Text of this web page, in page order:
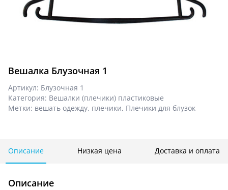
Вешалка Блузочная 1
Артикул: Блузочная 1
Категория: Вешалки (плечики) пластиковые
Метки: вешать одежду, плечики, Плечики для блузок
Описание Низкая цена Доставка и оплата
Описание